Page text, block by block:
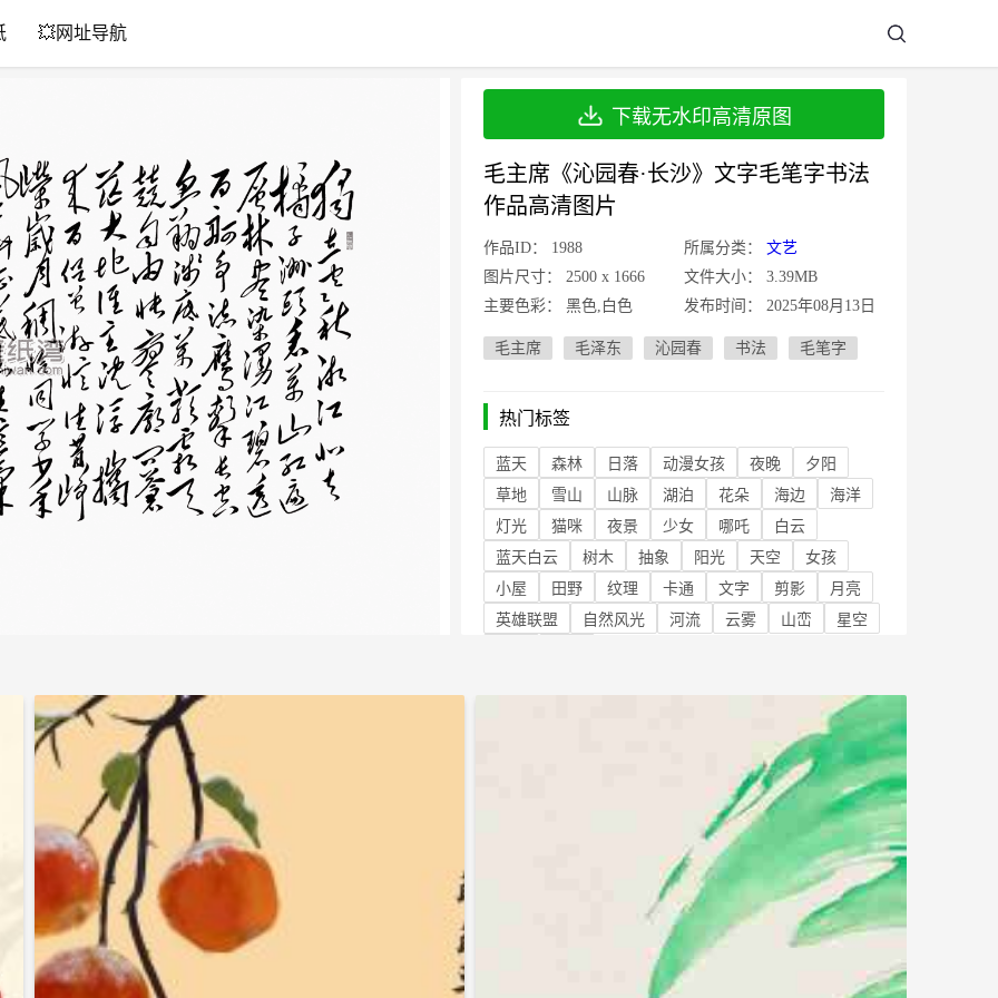
💥网址导航
下载无水印高清原图
毛主席《沁园春·长沙》文字毛笔字书法
作品高清图片
作品ID： 1988 所属分类：
文艺
图片尺寸：
2500 x 1666 文件大小：
3.39MB
主要色彩：
黑色,白色 发布时间： 2025年08月13日
毛主席 毛泽东 沁园春 书法 毛笔字
热门标签
蓝天 森林 日落 动漫女孩 夜晚
夕阳
草地
雪山 山脉 湖泊 花朵 海边
海洋
灯光
猫咪 夜景 少女 哪吒
白云
蓝天白云
树木 抽象 阳光 天空
女孩
小屋
田野 纹理 卡通 文字 剪影
月亮
英雄联盟
自然风光 河流 云雾 山峦
星空